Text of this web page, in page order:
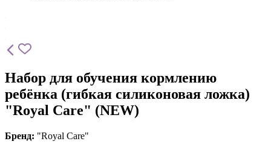
Набор для обучения кормлению
ребёнка (гибкая силиконовая ложка)
"Royal Care" (NEW)
Бренд: "Royal Care"